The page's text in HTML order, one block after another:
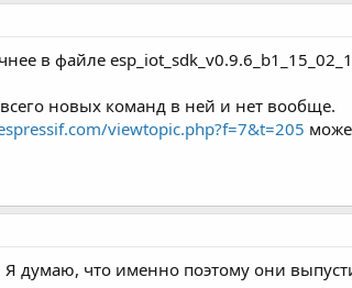
в файле
всего новых команд в ней и нет вообще.
viewtopic.php?f=7&t=205
думаю, что именно поэтому они